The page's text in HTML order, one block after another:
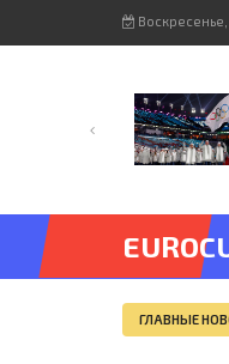
ГЛАВНЫЕ